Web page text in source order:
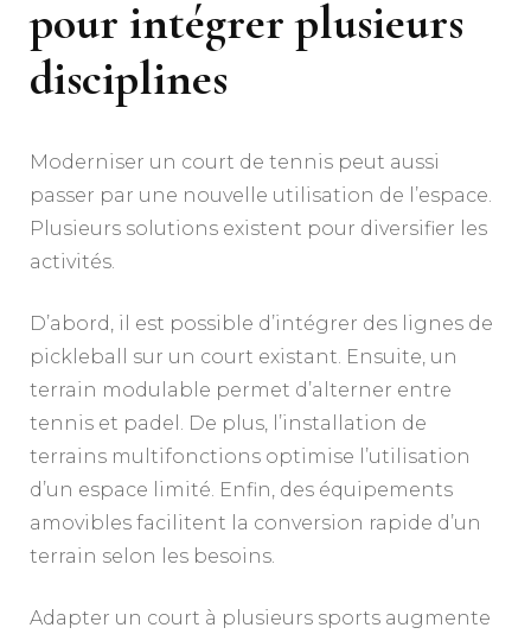
pour intégrer plusieurs
disciplines
Moderniser un court de tennis peut aussi
passer par une nouvelle utilisation de l’espace.
Plusieurs solutions existent pour diversifier les
activités.
D’abord, il est possible d’intégrer des lignes de
pickleball sur un court existant. Ensuite, un
terrain modulable permet d’alterner entre
tennis et padel. De plus, l’installation de
terrains multifonctions optimise l’utilisation
d’un espace limité. Enfin, des équipements
amovibles facilitent la conversion rapide d’un
terrain selon les besoins.
Adapter un court à plusieurs sports augmente